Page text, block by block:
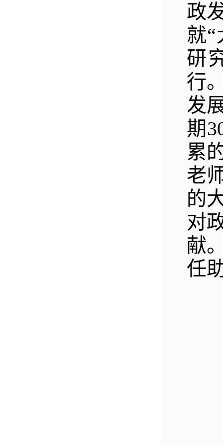
政
就
研
行
发
期
累
老
的
对
献
任